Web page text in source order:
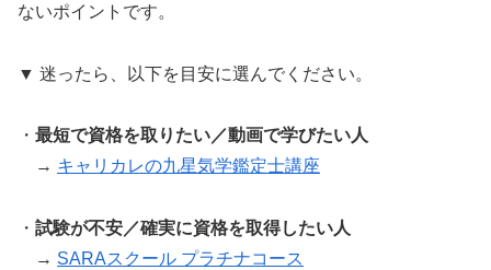
ないポイントです。
▼ 迷ったら、以下を目安に選んでください。
・ 最短で資格を取りたい／動画で学びたい人
→ キャリカレの九星気学鑑定士講座
・ 試験が不安／確実に資格を取得したい人
→ SARAスクール プラチナコース